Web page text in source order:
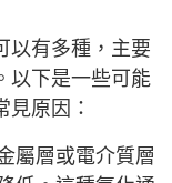
以有多種，主要
以下是一些可能
原因：
屬層或電介質層